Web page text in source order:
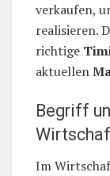
verkaufen,
realisieren.
richtige
aktuellen
Begriff
Im